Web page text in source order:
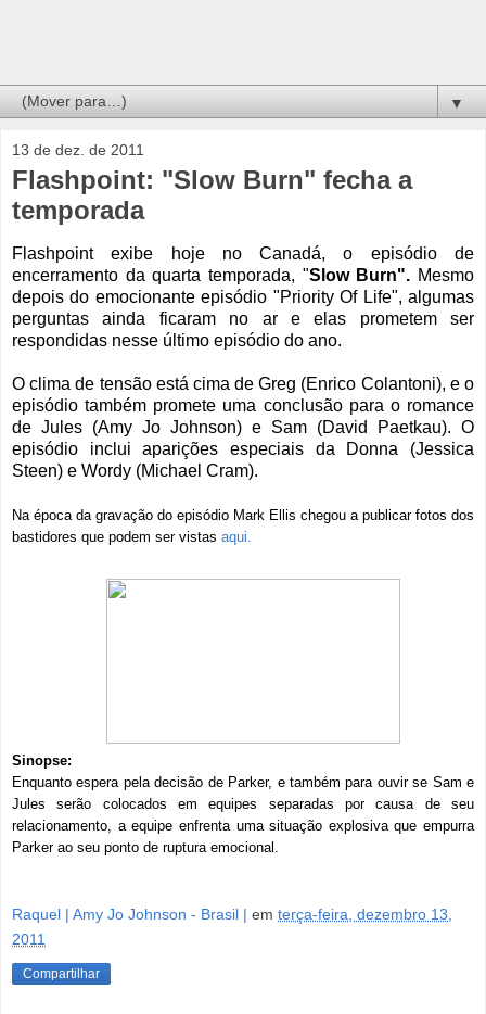
▼
13 de dez. de 2011
Flashpoint: "Slow Burn" fecha a
temporada
Flashpoint exibe hoje no Canadá, o episódio de
encerramento da quarta temporada, "Slow Burn". Mesmo
depois do emocionante episódio "Priority Of Life", algumas
perguntas ainda ficaram no ar e elas prometem ser
respondidas nesse último episódio do ano.
O clima de tensão está cima de Greg (Enrico Colantoni), e o
episódio também promete uma conclusão para o romance
de Jules (Amy Jo Johnson) e Sam (David Paetkau). O
episódio inclui aparições especiais da Donna (Jessica
Steen) e Wordy (Michael Cram).
Na época da gravação do episódio Mark Ellis chegou a publicar fotos dos
bastidores que podem ser vistas aqui.
Sinopse:
Enquanto espera pela decisão de Parker, e também para ouvir se Sam e
Jules
serão colocadosem equipes separadas
por causa de seu
relacionamento , a equipe enfrenta uma situação explosiva que empurra
Parker ao seu ponto de ruptura emocional.
Raquel | Amy Jo Johnson - Brasil | em terça-feira, dezembro 13,
2011
Compartilhar